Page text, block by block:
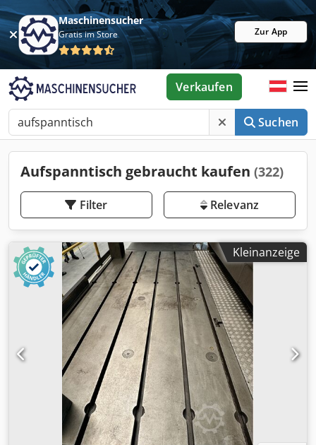
Maschinensucher
Gratis im Store Zur App
Suchen
Verkaufen
Aufspanntisch gebraucht kaufen (322)
Filter Relevanz
Kleinanzeige